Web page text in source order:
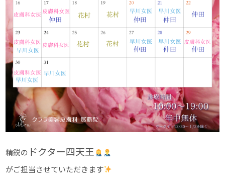
精鋭の ドクター四天王
がご担当させていただきます